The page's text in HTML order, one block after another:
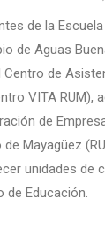
de la
de Aguas
de
VITA RUM),
de
Mayagüez
unidades de
de Educación.